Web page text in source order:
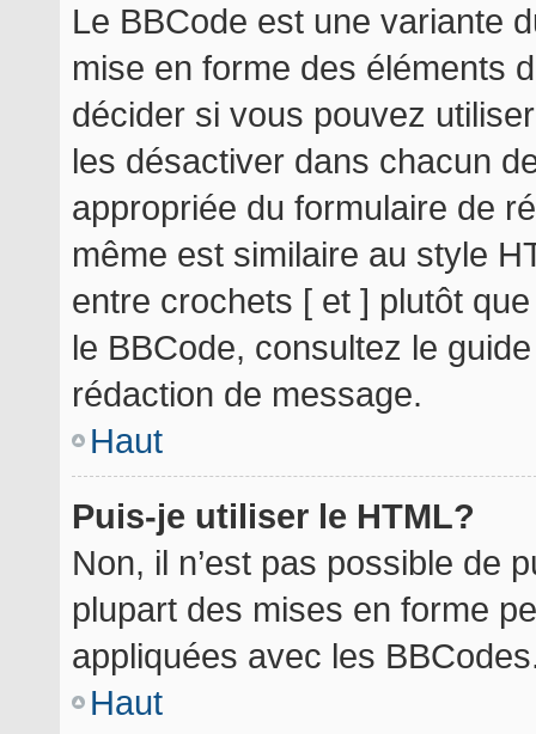
Le BBCode est une variante
mise en forme des éléments
décider si vous pouvez
les désactiver dans chacun
appropriée du formulaire de
même est similaire au style
entre crochets [ et ] plutôt
le BBCode, consultez le
rédaction de message.
Haut
Puis-je utiliser le HTML?
Non, il n’est pas possible de
plupart des mises en forme
appliquées avec les
Haut